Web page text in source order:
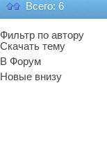
Всего: 6
Фильтр по автору
Скачать тему
В Форум
Новые внизу